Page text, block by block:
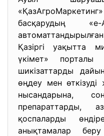
басқарудың «e-
Қазіргі уақытта
үкімет»
шикізаттарды
өңдеу мен өткізуді
нысандарына,
препараттарды,
қоспаларды
анықтамалар